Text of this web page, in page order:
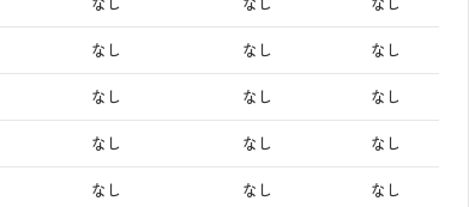
なし なし なし
なし なし なし
なし なし なし
なし なし なし